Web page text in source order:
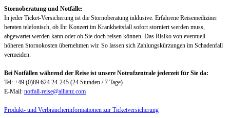
Stornoberatung und Notfälle:
In jeder Ticket-Versicherung ist die Stornoberatung inklusive. Erfahrene Reisemediziner
beraten telefonisch, ob Ihr Konzert im Krankheitsfall sofort storniert werden muss,
abgewartet werden kann oder ob Sie doch reisen können. Das Risiko von eventuell
höheren Stornokosten übernehmen wir. So lassen sich Zahlungskürzungen im Schadenfall
vermeiden.
Bei Notfällen während der Reise ist unsere Notrufzentrale jederzeit für Sie da:
Tel: +49 (0)89 624 24-245 (24 Stunden / 7 Tage)
E-Mail: notfall-reise@allianz.com
Produkt- und Verbraucherinformationen zur Ticketversicherung